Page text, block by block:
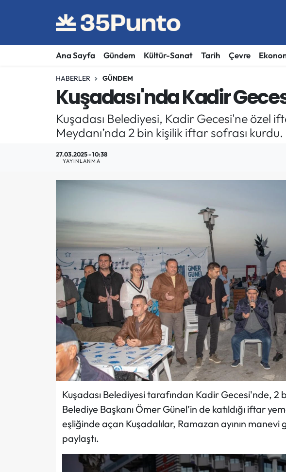
Ana Sayfa Gündem Kültür-Sanat Tarih Çevre
HABERLER GÜNDEM
Kuşadası'nda Kadir
Kuşadası Belediyesi, Kadir Gecesi'ne özel
Meydanı’nda 2 bin kişilik iftar sofrası kurdu.
27.03.2025 - 10:38
YAYINLANMA
Kuşadası Belediyesi tarafından Kadir Gecesi'nde, 2
Belediye Başkanı Ömer Günel’in de katıldığı iftar
eşliğinde açan Kuşadalılar, Ramazan ayının manevi
paylaştı.